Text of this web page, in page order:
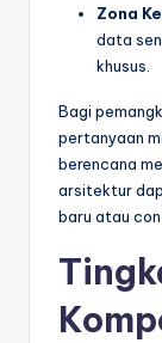
Zona
data
khusus.
Bagi
pertanyaan
berencana
arsitektur
baru atau